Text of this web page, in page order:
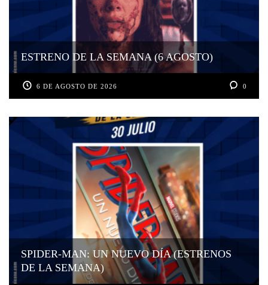
ESTRENO DE LA SEMANA (6 AGOSTO)
6 DE AGOSTO DE 2026 0
SPIDER-MAN: UN NUEVO DÍA (ESTRENOS
DE LA SEMANA)